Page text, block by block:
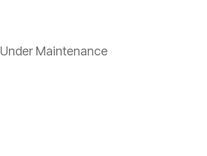
Under Maintenance